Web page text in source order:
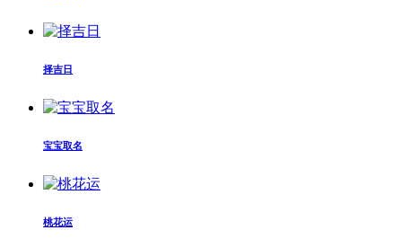
择吉日
宝宝取名
桃花运